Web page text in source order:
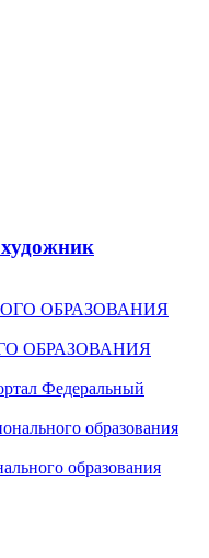
ОБРАЗОВАНИЯ
Федеральный
образования